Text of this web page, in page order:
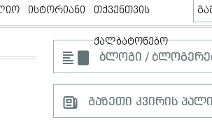
ისტორიანი თქვენთვის
ქალბატონებო
ბლოგი /
გაზეთი კვირის